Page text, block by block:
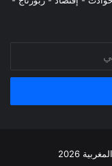
2026